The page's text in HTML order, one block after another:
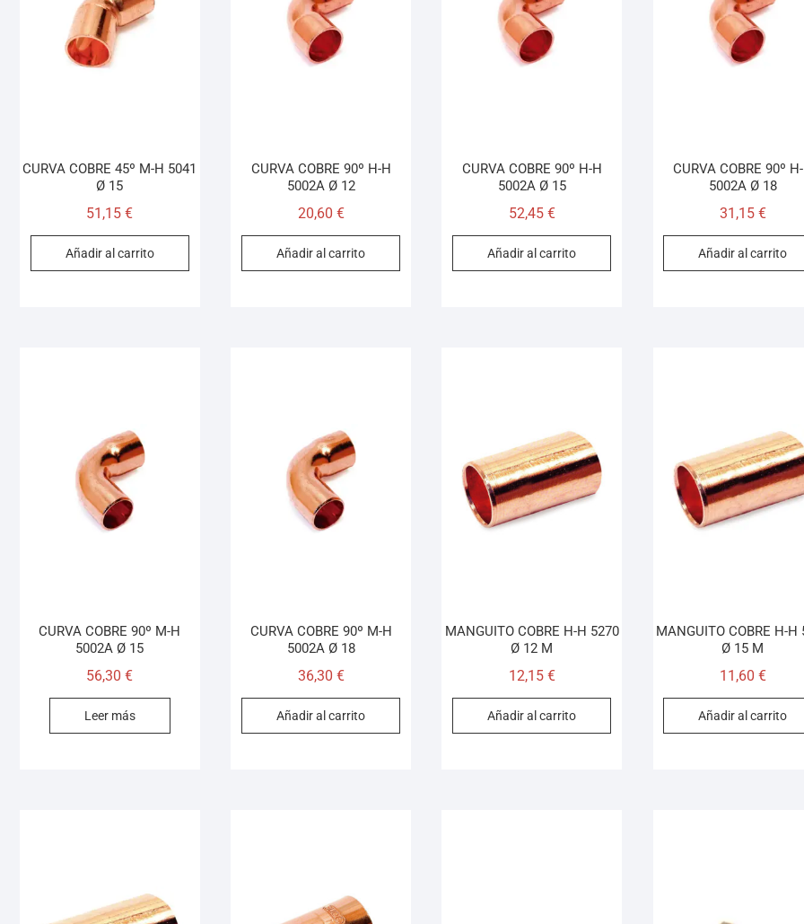
CURVA COBRE 45º M-H 5041
Ø 15
51,15€
Añadir al carrito
CURVA COBRE 90º H-H
5002A Ø 12
20,60 €
Añadir al carrito
CURVA COBRE 90º H-H
5002A Ø 15
52,45 €
Añadir al carrito
CURVA COBRE 90º
5002A Ø 18
31,15 €
Añadir al carrito
CURVA COBRE 90º M-H
5002A Ø 15
56,30€
Leer más
CURVA COBRE 90º M-H
5002A Ø 18
36,30 €
Añadir al carrito
MANGUITO COBRE H-H 5270
Ø 12 M
12,15 €
Añadir al carrito
MANGUITO COBRE H-H
Ø 15 M
11,60 €
Añadir al carrito